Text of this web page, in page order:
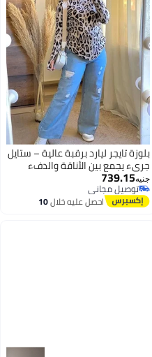
3
بلوزة تايجر ليارد برقبة عالية – ستايل
جريء يجمع بين الأناقة والدفء
بلوزه بصباع تجمع بين الشياكه
والاناقه كود 4500
جنيه739.15
توصيل مجاني
توصيل مجانياحصل عليه خلال10
اغسطس